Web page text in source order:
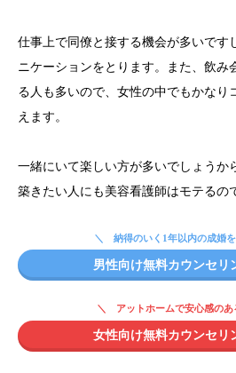
仕事上で同僚と接する機会が多いです
ニケーションをとります。また、飲み
る人も多いので、女性の中でもかなり
えます。
一緒にいて楽しい方が多いでしょうか
築きたい人にも美容看護師はモテるの
納得のいく1年以内の成婚
男性向け無料カウンセリ
アットホームで安心感のあ
女性向け無料カウンセリ